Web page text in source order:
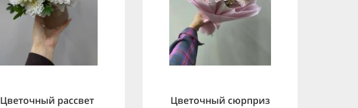
Цветочный рассвет Цветочный сюрприз